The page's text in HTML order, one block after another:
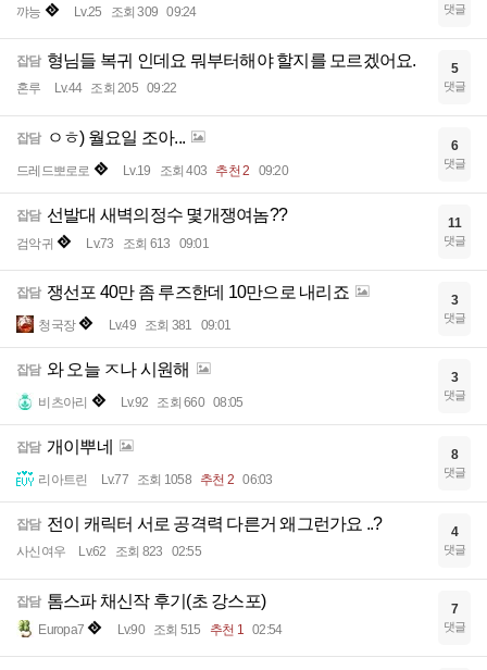
꺄능 Lv.25 조회 309 09:24 댓글
잡담 형님들 복귀 인데요 뭐부터해야 할지를 모르겠어요.
혼루 Lv.44 조회 205 09:22
5
댓글
잡담 ㅇㅎ) 월요일 조아...
드레드뽀로로 Lv.19 조회 403 추천 2 09:20
6
댓글
잡담 선발대 새벽의정수 몇개쟁여놈??
검악귀 Lv.73 조회 613 09:01
11
댓글
잡담 쟁선포 40만 좀 루즈한데 10만으로 내리죠
청국장 Lv.49 조회 381 09:01
3
댓글
잡담 와 오늘 ㅈ나 시원해
비츠아리 Lv.92 조회 660 08:05
3
댓글
잡담 개이뿌네
리아트린 Lv.77 조회 1058 추천 2 06:03
8
댓글
잡담 전이 캐릭터 서로 공격력 다른거 왜그런가요 ..?
사신여우 Lv.62 조회 823 02:55
4
댓글
잡담 톰스파 채신작 후기(초 강스포)
Europa7 Lv.90 조회 515 추천 1 02:54
7
댓글